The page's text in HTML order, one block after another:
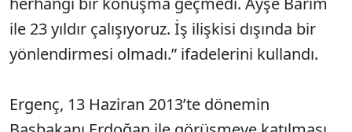
ile 23 yıldır çalışıyoruz. İş ilişkisi dışında bir
yönlendirmesi olmadı.” ifadelerini kullandı.
Ergenç, 13 Haziran 2013’te dönemin